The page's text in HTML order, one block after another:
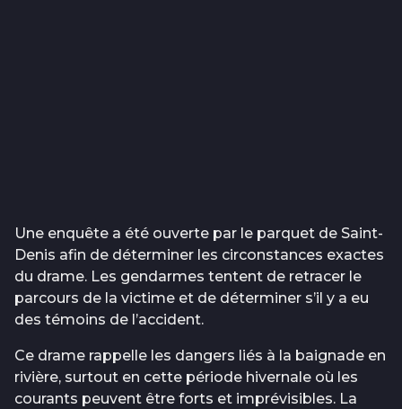
Une enquête a été ouverte par le parquet de Saint-
Denis afin de déterminer les circonstances exactes
du drame. Les gendarmes tentent de retracer le
parcours de la victime et de déterminer s’il y a eu
des témoins de l’accident.
Ce drame rappelle les dangers liés à la baignade en
rivière, surtout en cette période hivernale où les
courants peuvent être forts et imprévisibles. La